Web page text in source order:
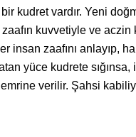
kudret vardır. Yeni
kuvvetiyle ve
insan zaafını anlayıp,
yüce kudrete sığınsa,
verilir. Şahsi